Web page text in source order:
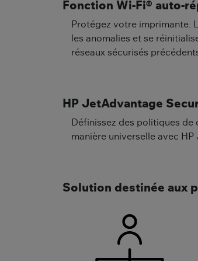
Fonction Wi-Fi® auto-
Protégez votre imprimante.
les anomalies et se
réseaux sécurisés
HP JetAdvantage
Définissez des politiques
manière universelle avec
Solution destinée aux